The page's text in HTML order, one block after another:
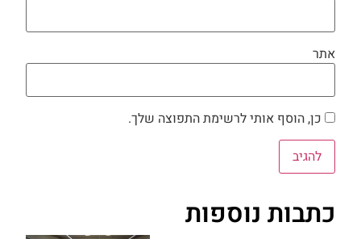
אתר
כן, הוסף אותי לרשימת התפוצה שלך.
כתבות נוספות